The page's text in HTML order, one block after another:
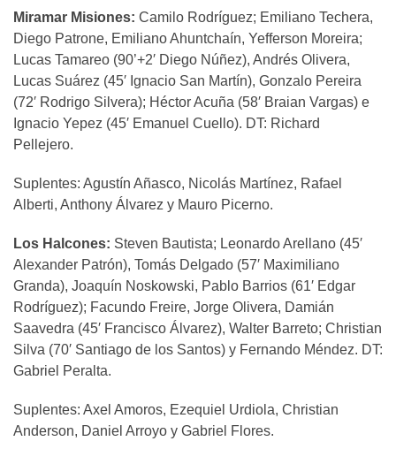
Miramar Misiones: Camilo Rodríguez; Emiliano Techera,
Diego Patrone, Emiliano Ahuntchaín, Yefferson Moreira;
Lucas Tamareo (90’+2′ Diego Núñez), Andrés Olivera,
Lucas Suárez (45′ Ignacio San Martín), Gonzalo Pereira
(72′ Rodrigo Silvera); Héctor Acuña (58′ Braian Vargas) e
Ignacio Yepez (45′ Emanuel Cuello). DT: Richard
Pellejero.
Suplentes: Agustín Añasco, Nicolás Martínez, Rafael
Alberti, Anthony Álvarez y Mauro Picerno.
Los Halcones: Steven Bautista; Leonardo Arellano (45′
Alexander Patrón), Tomás Delgado (57′ Maximiliano
Granda), Joaquín Noskowski, Pablo Barrios (61′ Edgar
Rodríguez); Facundo Freire, Jorge Olivera, Damián
Saavedra (45′ Francisco Álvarez), Walter Barreto; Christian
Silva (70′ Santiago de los Santos) y Fernando Méndez. DT:
Gabriel Peralta.
Suplentes: Axel Amoros, Ezequiel Urdiola, Christian
Anderson, Daniel Arroyo y Gabriel Flores.